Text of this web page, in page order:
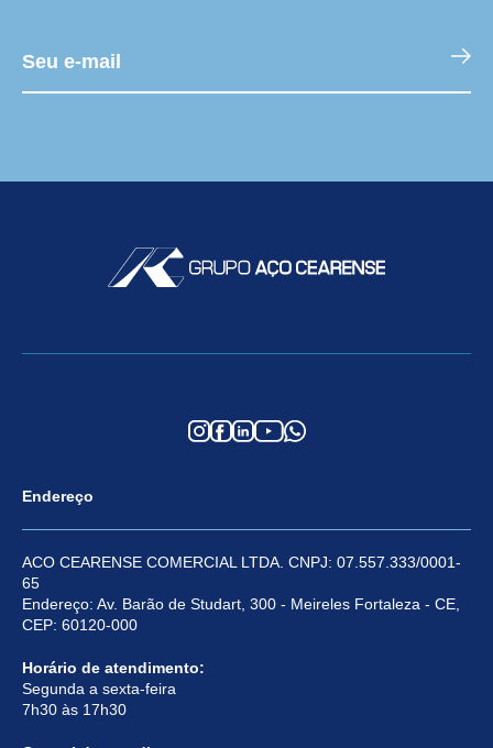
Endereço
ACO CEARENSE COMERCIAL LTDA. CNPJ: 07.557.333/0001-
65
Endereço: Av. Barão de Studart, 300 - Meireles Fortaleza - CE,
CEP: 60120-000
Horário de atendimento:
Segunda a sexta-feira
7h30 às 17h30